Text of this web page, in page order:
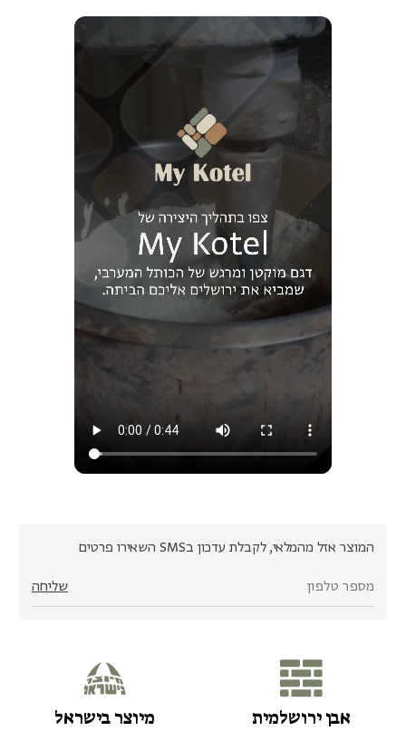
המוצר אזל מהמלאי, לקבלת עדכון בSMS השאירו פרטים
שליחה
אבן ירושלמית מיוצר בישראל